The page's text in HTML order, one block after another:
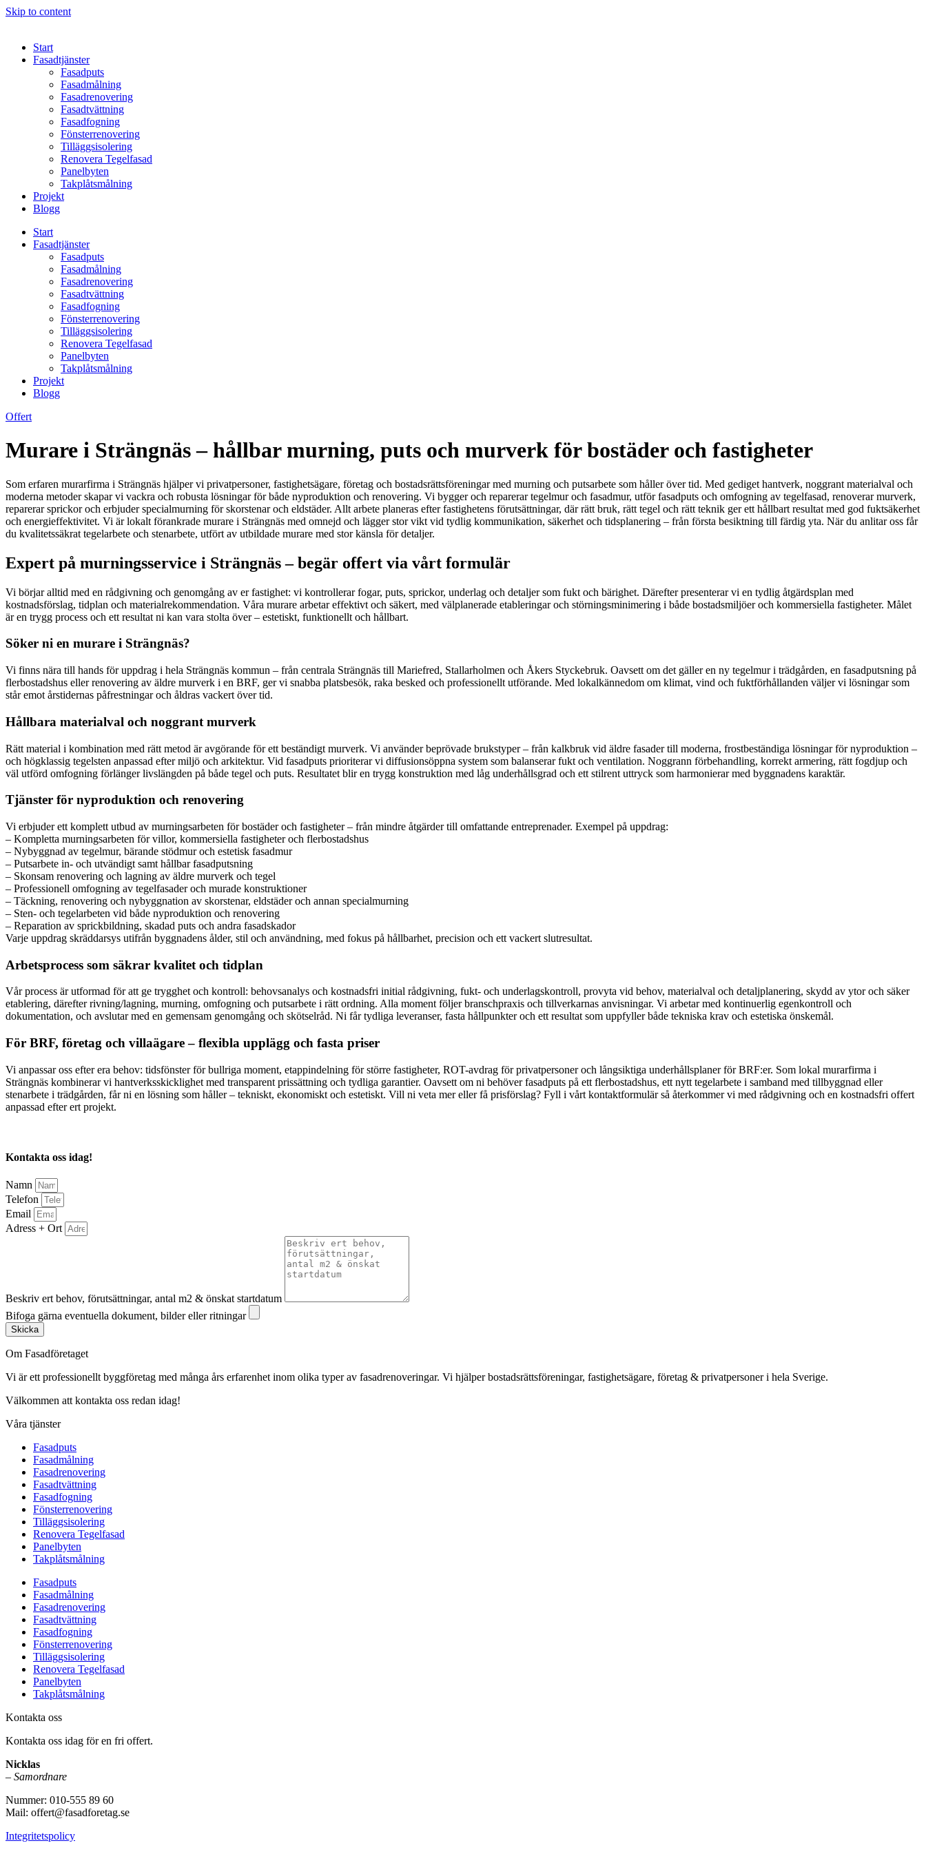
Skip to content
Start
Fasadtjänster
Fasadputs
Fasadmålning
Fasadrenovering
Fasadtvättning
Fasadfogning
Fönsterrenovering
Tilläggsisolering
Renovera Tegelfasad
Panelbyten
Takplåtsmålning
Projekt
Blogg
Start
Fasadtjänster
Fasadputs
Fasadmålning
Fasadrenovering
Fasadtvättning
Fasadfogning
Fönsterrenovering
Tilläggsisolering
Renovera Tegelfasad
Panelbyten
Takplåtsmålning
Projekt
Blogg
Offert
Murare i Strängnäs – hållbar murning, puts och murverk för bostäder och fastigheter
Som erfaren murarfirma i Strängnäs hjälper vi privatpersoner, fastighetsägare, företag och bostadsrättsföreningar med murning och putsarbete som håller över tid. Med gediget hantverk, noggrant materialval och
moderna metoder skapar vi vackra och robusta lösningar för både nyproduktion och renovering. Vi bygger och reparerar tegelmur och fasadmur, utför fasadputs och omfogning av tegelfasad, renoverar murverk,
reparerar sprickor och erbjuder specialmurning för skorstenar och eldstäder. Allt arbete planeras efter fastighetens förutsättningar, där rätt bruk, rätt tegel och rätt teknik ger ett hållbart resultat med god fuktsäkerhet
och energieffektivitet. Vi är lokalt förankrade murare i Strängnäs med omnejd och lägger stor vikt vid tydlig kommunikation, säkerhet och tidsplanering – från första besiktning till färdig yta. När du anlitar oss får
du kvalitetssäkrat tegelarbete och stenarbete, utfört av utbildade murare med stor känsla för detaljer.
Expert på murningsservice i Strängnäs – begär offert via vårt formulär
Vi börjar alltid med en rådgivning och genomgång av er fastighet: vi kontrollerar fogar, puts, sprickor, underlag och detaljer som fukt och bärighet. Därefter presenterar vi en tydlig åtgärdsplan med
kostnadsförslag, tidplan och materialrekommendation. Våra murare arbetar effektivt och säkert, med välplanerade etableringar och störningsminimering i både bostadsmiljöer och kommersiella fastigheter. Målet
är en trygg process och ett resultat ni kan vara stolta över – estetiskt, funktionellt och hållbart.
Söker ni en murare i Strängnäs?
Vi finns nära till hands för uppdrag i hela Strängnäs kommun – från centrala Strängnäs till Mariefred, Stallarholmen och Åkers Styckebruk. Oavsett om det gäller en ny tegelmur i trädgården, en fasadputsning på
flerbostadshus eller renovering av äldre murverk i en BRF, ger vi snabba platsbesök, raka besked och professionellt utförande. Med lokalkännedom om klimat, vind och fuktförhållanden väljer vi lösningar som
står emot årstidernas påfrestningar och åldras vackert över tid.
Hållbara materialval och noggrant murverk
Rätt material i kombination med rätt metod är avgörande för ett beständigt murverk. Vi använder beprövade brukstyper – från kalkbruk vid äldre fasader till moderna, frostbeständiga lösningar för nyproduktion –
och högklassig tegelsten anpassad efter miljö och arkitektur. Vid fasadputs prioriterar vi diffusionsöppna system som balanserar fukt och ventilation. Noggrann förbehandling, korrekt armering, rätt fogdjup och
väl utförd omfogning förlänger livslängden på både tegel och puts. Resultatet blir en trygg konstruktion med låg underhållsgrad och ett stilrent uttryck som harmonierar med byggnadens karaktär.
Tjänster för nyproduktion och renovering
Vi erbjuder ett komplett utbud av murningsarbeten för bostäder och fastigheter – från mindre åtgärder till omfattande entreprenader. Exempel på uppdrag:
– Kompletta murningsarbeten för villor, kommersiella fastigheter och flerbostadshus
– Nybyggnad av tegelmur, bärande stödmur och estetisk fasadmur
– Putsarbete in- och utvändigt samt hållbar fasadputsning
– Skonsam renovering och lagning av äldre murverk och tegel
– Professionell omfogning av tegelfasader och murade konstruktioner
– Täckning, renovering och nybyggnation av skorstenar, eldstäder och annan specialmurning
– Sten- och tegelarbeten vid både nyproduktion och renovering
– Reparation av sprickbildning, skadad puts och andra fasadskador
Varje uppdrag skräddarsys utifrån byggnadens ålder, stil och användning, med fokus på hållbarhet, precision och ett vackert slutresultat.
Arbetsprocess som säkrar kvalitet och tidplan
Vår process är utformad för att ge trygghet och kontroll: behovsanalys och kostnadsfri initial rådgivning, fukt- och underlagskontroll, provyta vid behov, materialval och detaljplanering, skydd av ytor och säker
etablering, därefter rivning/lagning, murning, omfogning och putsarbete i rätt ordning. Alla moment följer branschpraxis och tillverkarnas anvisningar. Vi arbetar med kontinuerlig egenkontroll och
dokumentation, och avslutar med en gemensam genomgång och skötselråd. Ni får tydliga leveranser, fasta hållpunkter och ett resultat som uppfyller både tekniska krav och estetiska önskemål.
För BRF, företag och villaägare – flexibla upplägg och fasta priser
Vi anpassar oss efter era behov: tidsfönster för bullriga moment, etappindelning för större fastigheter, ROT-avdrag för privatpersoner och långsiktiga underhållsplaner för BRF:er. Som lokal murarfirma i
Strängnäs kombinerar vi hantverksskicklighet med transparent prissättning och tydliga garantier. Oavsett om ni behöver fasadputs på ett flerbostadshus, ett nytt tegelarbete i samband med tillbyggnad eller
stenarbete i trädgården, får ni en lösning som håller – tekniskt, ekonomiskt och estetiskt. Vill ni veta mer eller få prisförslag? Fyll i vårt kontaktformulär så återkommer vi med rådgivning och en kostnadsfri offert
anpassad efter ert projekt.
Kontakta oss idag!
Namn
Telefon
Email
Adress + Ort
Beskriv ert behov, förutsättningar, antal m2 & önskat startdatum
Bifoga gärna eventuella dokument, bilder eller ritningar
Skicka
Om Fasadföretaget
Vi är ett professionellt byggföretag med många års erfarenhet inom olika typer av fasadrenoveringar. Vi hjälper bostadsrättsföreningar, fastighetsägare, företag & privatpersoner i hela Sverige.
Välkommen att kontakta oss redan idag!
Våra tjänster
Fasadputs
Fasadmålning
Fasadrenovering
Fasadtvättning
Fasadfogning
Fönsterrenovering
Tilläggsisolering
Renovera Tegelfasad
Panelbyten
Takplåtsmålning
Fasadputs
Fasadmålning
Fasadrenovering
Fasadtvättning
Fasadfogning
Fönsterrenovering
Tilläggsisolering
Renovera Tegelfasad
Panelbyten
Takplåtsmålning
Kontakta oss
Kontakta oss idag för en fri offert.
Nicklas
– Samordnare
Nummer: 010-555 89 60
Mail: offert@fasadforetag.se
Integritetspolicy